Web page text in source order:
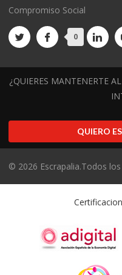
Compromiso Social
0
¿QUIERES MANTENERTE
QUIERO
© 2026 Escrapalia.Todos